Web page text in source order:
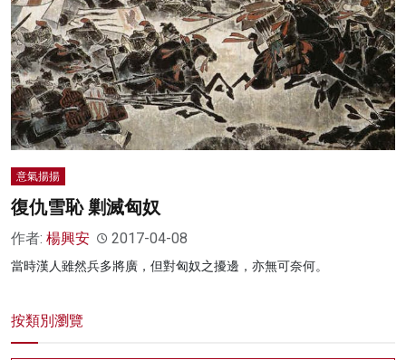
意氣揚揚
復仇雪恥 剿滅匈奴
作者: 楊興安 2017-04-08
當時漢人雖然兵多將廣，但對匈奴之擾邊，亦無可奈何。
按類別瀏覽